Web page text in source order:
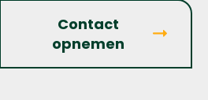
Contact
opnemen